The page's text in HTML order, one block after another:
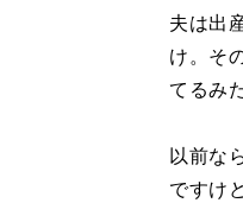
夫は出
け。そ
てるみ
以前な
ですけ